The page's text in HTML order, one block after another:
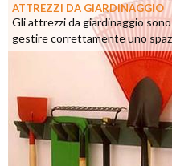
ATTREZZI DA GIARDINAGGIO
Gli attrezzi da giardinaggio
gestire correttamente uno